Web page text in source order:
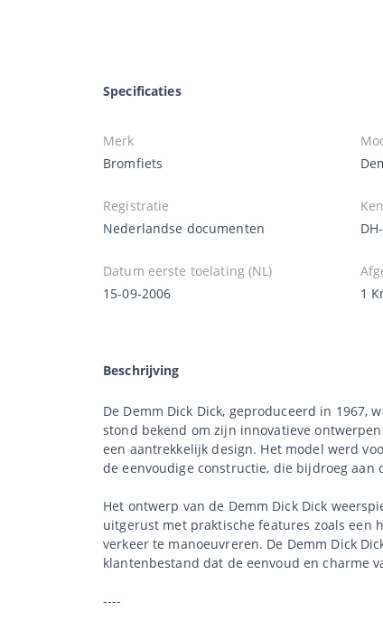
Specificaties
Merk
Bromfiets
Registratie
Nederlandse documenten
Datum eerste toelating (NL)
15-09-2006
1
Beschrijving
De Demm Dick Dick, geproduceerd in
stond bekend om zijn innovatieve
een aantrekkelijk design. Het model werd
de eenvoudige constructie, die bijdroeg
Het ontwerp van de Demm Dick Dick
uitgerust met praktische features zoals een
verkeer te manoeuvreren. De Demm Dick
klantenbestand dat de eenvoud en charme
----